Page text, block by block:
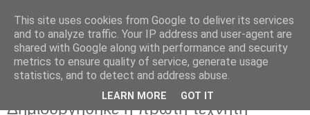
Δημιουργήθηκε η πρώτη τεχνητή
This site uses cookies from Google to deliver its services
and to analyze traffic. Your IP address and user-agent are
shared with Google along with performance and security
metrics to ensure quality of service, generate usage
statistics, and to detect and address abuse.
LEARN MORE GOT IT